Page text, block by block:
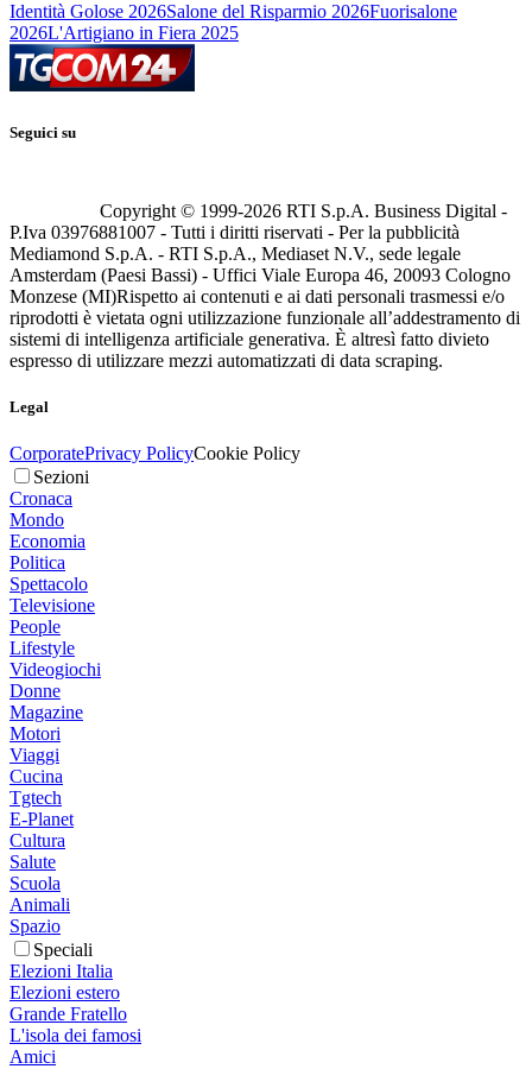
Identità Golose 2026Salone del Risparmio 2026Fuorisalone
2026L'Artigiano in Fiera 2025
Seguici su
Copyright © 1999-2026 RTI S.p.A. Business Digital -
P.Iva 03976881007 - Tutti i diritti riservati - Per la pubblicità
Mediamond S.p.A. - RTI S.p.A., Mediaset N.V., sede legale
Amsterdam (Paesi Bassi) - Uffici Viale Europa 46, 20093 Cologno
Monzese (MI)Rispetto ai contenuti e ai dati personali trasmessi e/o
riprodotti è vietata ogni utilizzazione funzionale all’addestramento di
sistemi di intelligenza artificiale generativa. È altresì fatto divieto
espresso di utilizzare mezzi automatizzati di data scraping.
Legal
CorporatePrivacy PolicyCookie Policy
Sezioni
Cronaca
Mondo
Economia
Politica
Spettacolo
Televisione
People
Lifestyle
Videogiochi
Donne
Magazine
Motori
Viaggi
Cucina
Tgtech
E-Planet
Cultura
Salute
Scuola
Animali
Spazio
Speciali
Elezioni Italia
Elezioni estero
Grande Fratello
L'isola dei famosi
Amici